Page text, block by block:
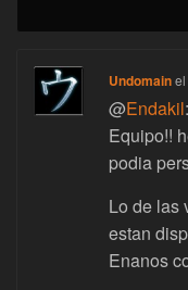
Undomain
@Endakil:
Equipo!!
podia
Lo de las
estan
Enanos